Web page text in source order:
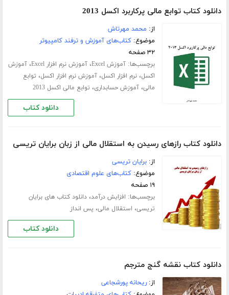
دانلود کتاب توابع مالی پرکاربرد اکسل 2013
از: محمد مهرتاش
موضوع:کتاب‌های آموزش و ترفند کامپیوتر
۳۲ صفحه
برچسب‌ها:آموزش Excel ،آموزش نرم افزار Excel ،آموزش
اکسل،نرم افزار اکسل،آموزش نرم افزار اکسل، توابع
مالی،آموزش حسابداری، توابع مالی اکسل 2013
دانلود کتاب
دانلود کتاب رازهای رسیدن به استقلال مالی از زبان برایان تریسی
از:برایان تریسی
موضوع:کتاب‌های علوم اقتصادی
۱۹ صفحه
برچسب‌ها: افزایش درآمد،دانلود کتاب های برایان
تریسی، استقلال مالی، پس انداز
دانلود کتاب
دانلود کتاب نقشه گنج مترجم
از:ریحانه پورشجاعی